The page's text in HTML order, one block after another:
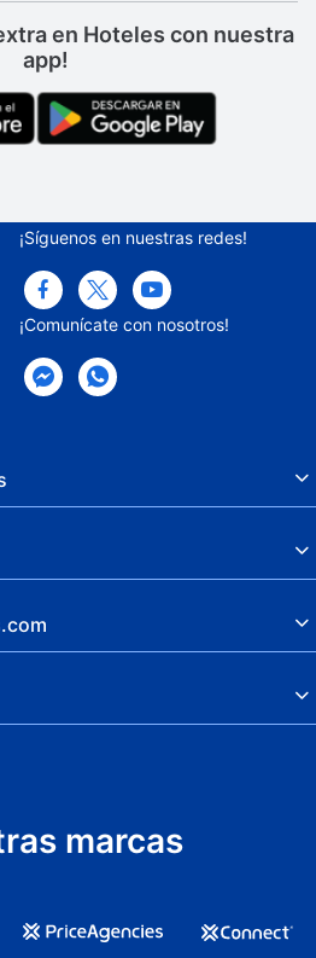
en Hoteles con nuestra
app!
¡Síguenos en nuestras redes!
¡Comunícate con nosotros!
marcas